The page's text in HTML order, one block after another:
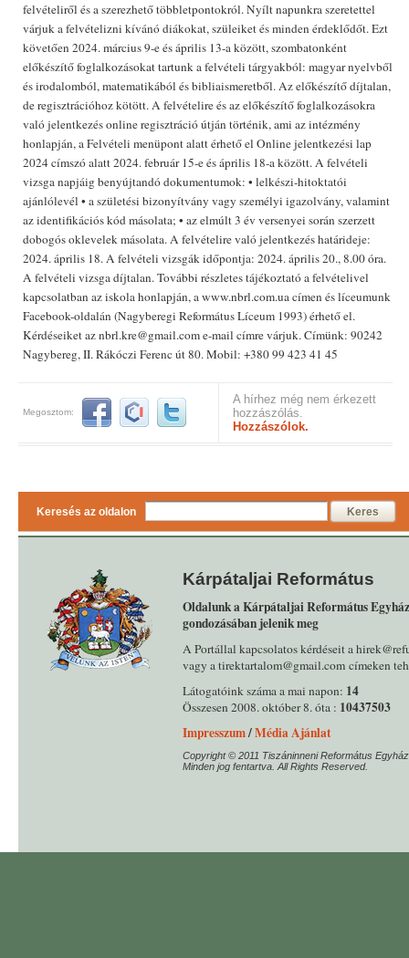
felvételiről és a szerezhető többletpontokról. Nyílt napunkra szeretettel
várjuk a felvételizni kívánó diákokat, szüleiket és minden érdeklődőt. Ezt
követően 2024. március 9-e és április 13-a között, szombatonként
előkészítő foglalkozásokat tartunk a felvételi tárgyakból: magyar nyelvből
és irodalomból, matematikából és bibliaismeretből. Az előkészítő díjtalan,
de regisztrációhoz kötött. A felvételire és az előkészítő foglalkozásokra
való jelentkezés online regisztráció útján történik, ami az intézmény
honlapján, a Felvételi menüpont alatt érhető el Online jelentkezési lap
2024 címszó alatt 2024. február 15-e és április 18-a között. A felvételi
vizsga napjáig benyújtandó dokumentumok: • lelkészi-hitoktatói
ajánlólevél • a születési bizonyítvány vagy személyi igazolvány, valamint
az identifikációs kód másolata; • az elmúlt 3 év versenyei során szerzett
dobogós oklevelek másolata. A felvételire való jelentkezés határideje:
2024. április 18. A felvételi vizsgák időpontja: 2024. április 20., 8.00 óra.
A felvételi vizsga díjtalan. További részletes tájékoztató a felvételivel
kapcsolatban az iskola honlapján, a www.nbrl.com.ua címen és líceumunk
Facebook-oldalán (Nagyberegi Református Líceum 1993) érhető el.
Kérdéseiket az nbrl.kre@gmail.com e-mail címre várjuk. Címünk: 90242
Nagybereg, II. Rákóczi Ferenc út 80. Mobil: +380 99 423 41 45
Megosztom:
A hírhez még nem érkezett
hozzászólás.
Hozzászólok.
Keresés az oldalon Keres
Kárpátaljai Református
Oldalunk a Kárpátaljai Református
gondozásában jelenik meg
A Portállal kapcsolatos kérdéseit a
vagy a tirektartalom@gmail.com címeken
Látogatóink száma a mai napon: 14
Összesen 2008. október 8. óta : 10437503
Impresszum/Média Ajánlat
Copyright © 2011 Tiszáninneni Református
Minden jog fentartva. All Rights Reserved.